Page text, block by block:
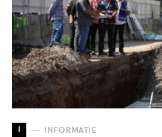
I INFORMATIE